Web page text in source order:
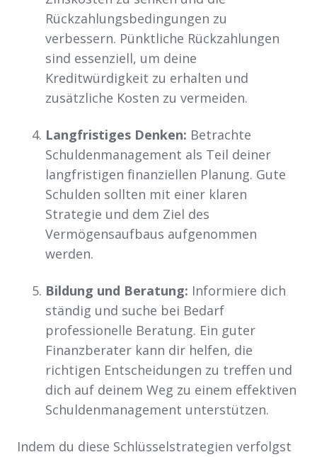
Rückzahlungsbedingungen zu
verbessern. Pünktliche Rückzahlungen
sind essenziell, um deine
Kreditwürdigkeit zu erhalten und
zusätzliche Kosten zu vermeiden.
Langfristiges Denken: Betrachte
Schuldenmanagement als Teil deiner
langfristigen finanziellen Planung. Gute
Schulden sollten mit einer klaren
Strategie und dem Ziel des
Vermögensaufbaus aufgenommen
werden.
Bildung und Beratung: Informiere dich
ständig und suche bei Bedarf
professionelle Beratung. Ein guter
Finanzberater kann dir helfen, die
richtigen Entscheidungen zu treffen und
dich auf deinem Weg zu einem effektiven
Schuldenmanagement unterstützen.
Indem du diese Schlüsselstrategien verfolgst